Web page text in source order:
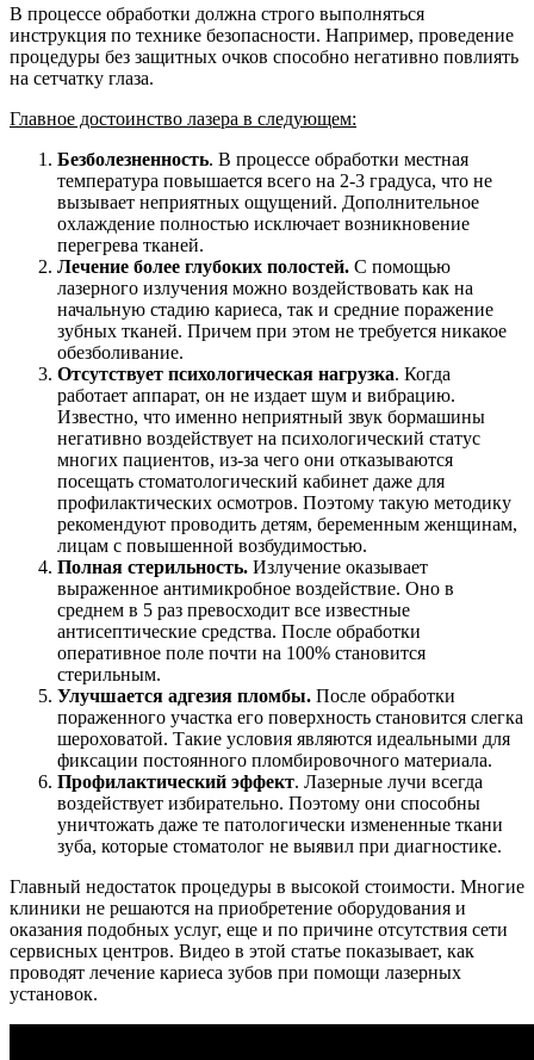
В процессе обработки должна строго выполняться
инструкция по технике безопасности. Например, проведение
процедуры без защитных очков способно негативно повлиять
на сетчатку глаза.
Главное достоинство лазера в следующем:
Безболезненность. В процессе обработки местная
температура повышается всего на 2-3 градуса, что не
вызывает неприятных ощущений. Дополнительное
охлаждение полностью исключает возникновение
перегрева тканей.
Лечение более глубоких полостей. С помощью
лазерного излучения можно воздействовать как на
начальную стадию кариеса, так и средние поражение
зубных тканей. Причем при этом не требуется никакое
обезболивание.
Отсутствует психологическая нагрузка. Когда
работает аппарат, он не издает шум и вибрацию.
Известно, что именно неприятный звук бормашины
негативно воздействует на психологический статус
многих пациентов, из-за чего они отказываются
посещать стоматологический кабинет даже для
профилактических осмотров. Поэтому такую методику
рекомендуют проводить детям, беременным женщинам,
лицам с повышенной возбудимостью.
Полная стерильность. Излучение оказывает
выраженное антимикробное воздействие. Оно в
среднем в 5 раз превосходит все известные
антисептические средства. После обработки
оперативное поле почти на 100% становится
стерильным.
Улучшается адгезия пломбы. После обработки
пораженного участка его поверхность становится слегка
шероховатой. Такие условия являются идеальными для
фиксации постоянного пломбировочного материала.
Профилактический эффект. Лазерные лучи всегда
воздействует избирательно. Поэтому они способны
уничтожать даже те патологически измененные ткани
зуба, которые стоматолог не выявил при диагностике.
Главный недостаток процедуры в высокой стоимости. Многие
клиники не решаются на приобретение оборудования и
оказания подобных услуг, еще и по причине отсутствия сети
сервисных центров. Видео в этой статье показывает, как
проводят лечение кариеса зубов при помощи лазерных
установок.